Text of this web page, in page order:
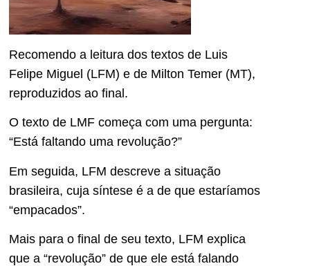
Recomendo a leitura dos textos de Luis
Felipe Miguel (LFM) e de Milton Temer (MT),
reproduzidos ao final.
O texto de LMF começa com uma pergunta:
“Está faltando uma revolução?”
Em seguida, LFM descreve a situação
brasileira, cuja síntese é a de que estaríamos
“empacados”.
Mais para o final de seu texto, LFM explica
que a “revolução” de que ele está falando